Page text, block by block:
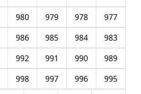
977
978
979
980
983
984
985
986
989
990
991
992
995
996
997
998